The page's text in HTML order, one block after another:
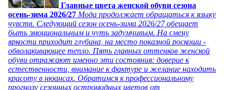
Главные цвета женской обуви сезона
осень-зима 2026/27 Мода продолжает обращаться к языку
чувств. Следующий сезон осень-зима 2026/27 обещает
быть эмоциональным и чуть задумчивым. На смену
яркости приходит глубина, на место показной роскоши -
обволакивающее тепло. Пять главных оттенков женской
обуви отражают именно эти состояния: доверие к
естественности, внимание к фактуре и желание находить
красоту в нюансах. Обратимся к профессиональному
прогнозу сезонных остромодных цветов от